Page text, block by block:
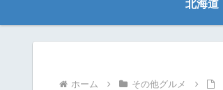
北海道
ホーム その他グルメ